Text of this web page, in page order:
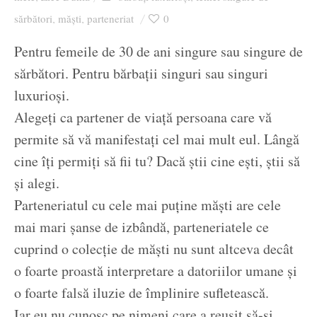
Ziua culorii
sărbători, măști, parteneriat 0
Pentru femeile de 30 de ani singure sau singure de
sărbători. Pentru bărbații singuri sau singuri
luxurioși.
Alegeți ca partener de viață persoana care vă
permite să vă manifestați cel mai mult eul. Lângă
cine îți permiți să fii tu? Dacă știi cine ești, știi să
și alegi.
Parteneriatul cu cele mai puține măști are cele
mai mari șanse de izbândă, parteneriatele ce
cuprind o colecție de măști nu sunt altceva decât
o foarte proastă interpretare a datoriilor umane și
o foarte falsă iluzie de împlinire sufletească.